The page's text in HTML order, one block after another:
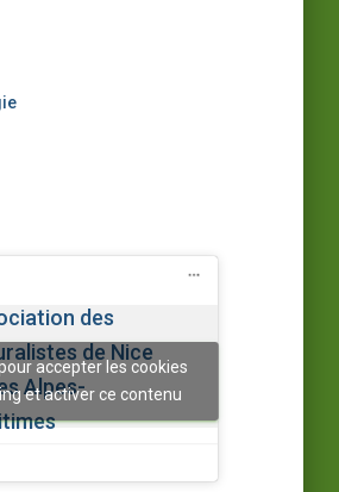
des
de Nice
Alpes-
accepter les cookies
et activer ce contenu